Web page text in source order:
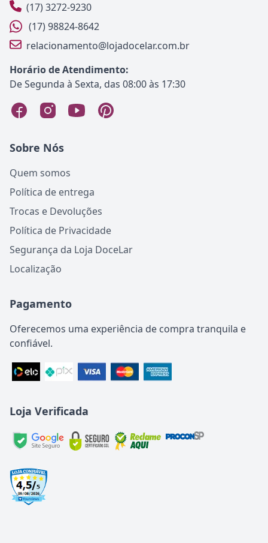
(17) 3272-9230
(17) 98824-8642
relacionamento@lojadocelar.com.br
Horário de Atendimento:
De Segunda à Sexta, das 08:00 às 17:30
Sobre Nós
Quem somos
Política de entrega
Trocas e Devoluções
Política de Privacidade
Segurança da Loja DoceLar
Localização
Pagamento
Oferecemos uma experiência de compra tranquila e
confiável.
Loja Verificada